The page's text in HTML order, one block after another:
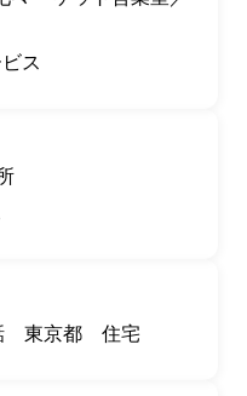
ス
東京都 住宅